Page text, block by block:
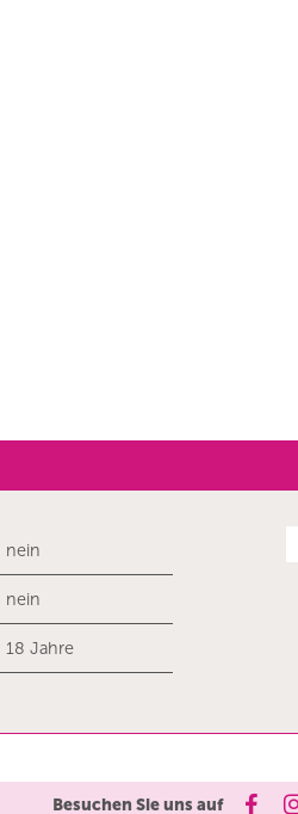
nein
nein
18 Jahre
Besuchen Sie uns auf